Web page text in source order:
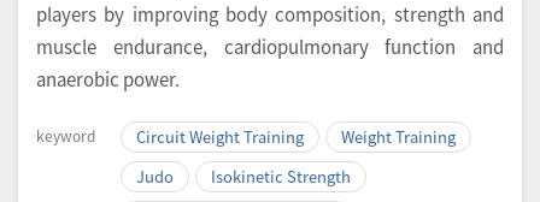
players by improving body composition, strength and
muscle endurance, cardiopulmonary function and
anaerobic power.
keyword Circuit Weight Training
Weight Training
Judo
Isokinetic Strength